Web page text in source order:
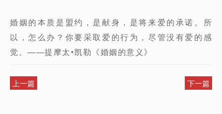
婚姻的本质是盟约，是献身，是将来爱的承诺。所
以，怎么办？你要采取爱的行为，尽管没有爱的感
觉。——提摩太•凯勒《婚姻的意义》
上一篇 下一篇